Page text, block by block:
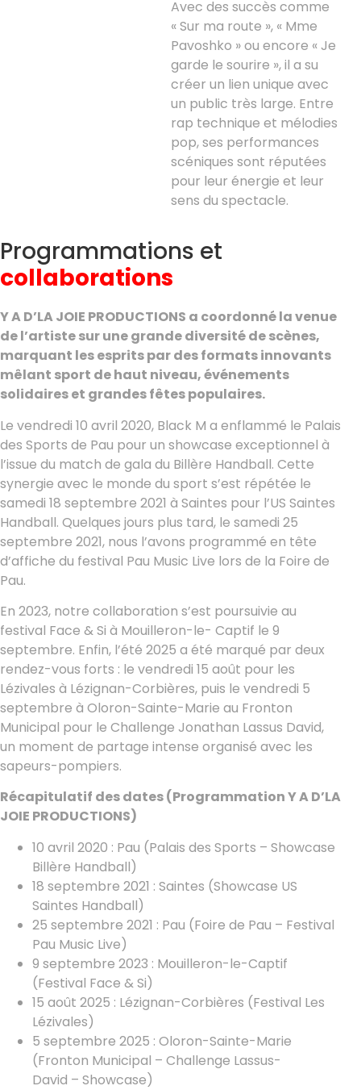
Avec des succès comme
« Sur ma route », « Mme
Pavoshko » ou encore « Je
garde le sourire », il a su
créer un lien unique avec
un public très large. Entre
rap technique et mélodies
pop, ses performances
scéniques sont réputées
pour leur énergie et leur
sens du spectacle.
Programmations et
collaborations
Y A D’LA JOIE PRODUCTIONS a coordonné la venue
de l’artiste sur une grande diversité de scènes,
marquant les esprits par des formats innovants
mêlant sport de haut niveau, événements
solidaires et grandes fêtes populaires.
Le vendredi 10 avril 2020, Black M a enflammé le Palais
des Sports de Pau pour un showcase exceptionnel à
l’issue du match de gala du Billère Handball. Cette
synergie avec le monde du sport s’est répétée le
samedi 18 septembre 2021 à Saintes pour l’US Saintes
Handball. Quelques jours plus tard, le samedi 25
septembre 2021, nous l’avons programmé en tête
d’affiche du festival Pau Music Live lors de la Foire de
Pau.
En 2023, notre collaboration s’est poursuivie au
festival Face & Si à Mouilleron-le- Captif le 9
septembre. Enfin, l’été 2025 a été marqué par deux
rendez-vous forts : le vendredi 15 août pour les
Lézivales à Lézignan-Corbières, puis le vendredi 5
septembre à Oloron-Sainte-Marie au Fronton
Municipal pour le Challenge Jonathan Lassus David,
un moment de partage intense organisé avec les
sapeurs-pompiers.
Récapitulatif des dates (Programmation Y A D’LA
JOIE PRODUCTIONS)
10 avril 2020 : Pau (Palais des Sports – Showcase
Billère Handball)
18 septembre 2021 : Saintes (Showcase US
Saintes Handball)
25 septembre 2021 : Pau (Foire de Pau – Festival
Pau Music Live)
9 septembre 2023 : Mouilleron-le-Captif
(Festival Face & Si)
15 août 2025 : Lézignan-Corbières (Festival Les
Lézivales)
5 septembre 2025 : Oloron-Sainte-Marie
(Fronton Municipal – Challenge Lassus-
David – Showcase)